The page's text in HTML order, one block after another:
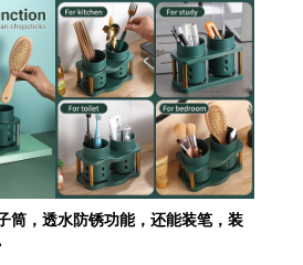
筒，透水防锈功能，还能装笔，装